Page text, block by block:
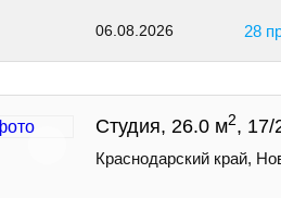
06.08.2026 28
Студия, 26.0 м2, 17/
Краснодарский край,